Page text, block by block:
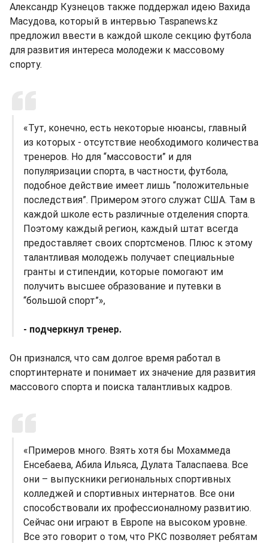
Александр Кузнецов также поддержал идею Вахида
Масудова, который в интервью Taspanews.kz
предложил ввести в каждой школе секцию футбола
для развития интереса молодежи к массовому
спорту.
«Тут, конечно, есть некоторые нюансы, главный
из которых - отсутствие необходимого количества
тренеров. Но для “массовости” и для
популяризации спорта, в частности, футбола,
подобное действие имеет лишь “положительные
последствия”. Примером этого служат США. Там в
каждой школе есть различные отделения спорта.
Поэтому каждый регион, каждый штат всегда
предоставляет своих спортсменов. Плюс к этому
талантливая молодежь получает специальные
гранты и стипендии, которые помогают им
получить высшее образование и путевки в
“большой спорт”»,
- подчеркнул тренер.
Он признался, что сам долгое время работал в
спортинтернате и понимает их значение для развития
массового спорта и поиска талантливых кадров.
«Примеров много. Взять хотя бы Мохаммеда
Енсебаева, Абила Ильяса, Дулата Таласпаева. Все
они – выпускники региональных спортивных
колледжей и спортивных интернатов. Все они
способствовали их профессионалному развитию.
Сейчас они играют в Европе на высоком уровне.
Все это говорит о том, что РКС позволяет ребятам